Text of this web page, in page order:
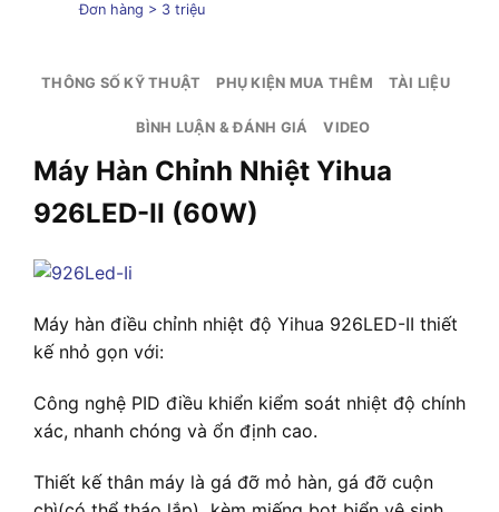
Đơn hàng > 3 triệu
THÔNG SỐ KỸ THUẬT PHỤ KIỆN MUA THÊM TÀI LIỆU
BÌNH LUẬN & ĐÁNH GIÁ VIDEO
Máy Hàn Chỉnh Nhiệt Yihua
926LED-II (60W)
Máy hàn điều chỉnh nhiệt độ Yihua 926LED-II thiết
kế nhỏ gọn với:
Công nghệ PID điều khiển kiểm soát nhiệt độ chính
xác, nhanh chóng và ổn định cao.
Thiết kế thân máy là gá đỡ mỏ hàn, gá đỡ cuộn